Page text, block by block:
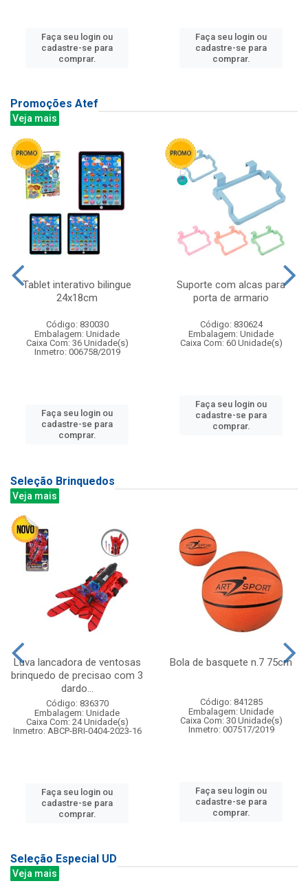
Faça seu login ou
cadastre-se para
comprar.
Faça seu login ou
cadastre-se para
comprar.
Promoções Atef
Veja mais
Tablet interativo bilingue
24x18cm
Código: 830030
Embalagem: Unidade
Caixa Com: 36 Unidade(s)
Inmetro: 006758/2019
Faça seu login ou
cadastre-se para
comprar.
Suporte com alcas para
porta de armario
Código: 830624
Embalagem: Unidade
Caixa Com: 60 Unidade(s)
Faça seu login ou
cadastre-se para
comprar.
Seleção Brinquedos
Veja mais
Luva lancadora de ventosas
brinquedo de precisao com 3
dardo...
Código: 836370
Embalagem: Unidade
Caixa Com: 24 Unidade(s)
Inmetro: ABCP-BRI-0404-2023-16
Faça seu login ou
cadastre-se para
comprar.
Bola de basquete n.7 75cm
Código: 841285
Embalagem: Unidade
Caixa Com: 30 Unidade(s)
Inmetro: 007517/2019
Faça seu login ou
cadastre-se para
comprar.
Seleção Especial UD
Veja mais